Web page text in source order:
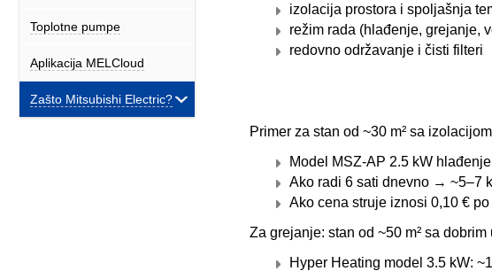
izolacija prostora i spoljašnja
režim rada (hlađenje, grejanje,
redovno održavanje i čisti filteri
Primer za stan od ~30 m² sa
Model MSZ-AP 2.5 kW
Ako radi 6 sati dnevno → ~5–7
Ako cena struje iznosi 0,10 €
Za grejanje: stan od ~50 m² sa dobrim
Hyper Heating model 3.5 kW:
Toplotne pumpe
Aplikacija MELCloud
Zašto Mitsubishi Electric?